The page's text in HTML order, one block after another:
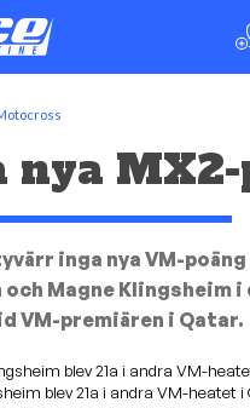
nya
inga nya VM-
och Magne Klingsheim i
VM-premiären i Qatar.
blev 21a i andra VM-heatet i